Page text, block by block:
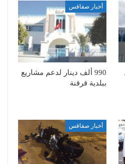
أخبار صفاقس
990 ألف دينار لدعم مشاريع
ببلدية قرقنة
أخبار صفاقس